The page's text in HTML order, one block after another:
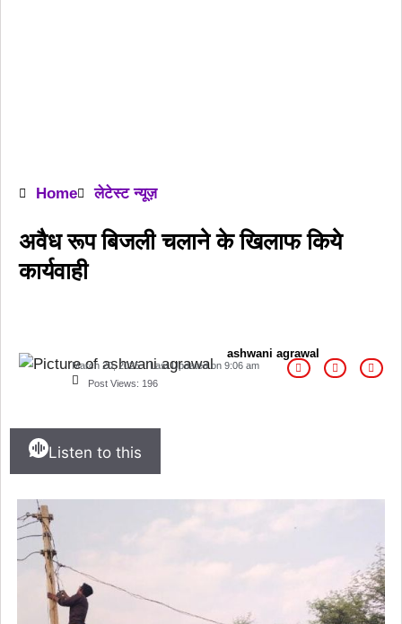
Home लेटेस्ट न्यूज़
अवैध रूप बिजली चलाने के खिलाफ किये
कार्यवाही
ashwani agrawal
March 20, 2025 Last Updated on 9:06 am
Post Views: 196
Listen to this